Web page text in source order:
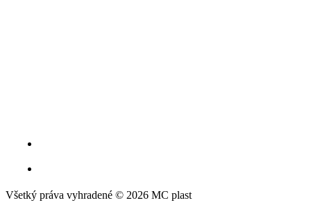
Všetký práva vyhradené © 2026 MC plast